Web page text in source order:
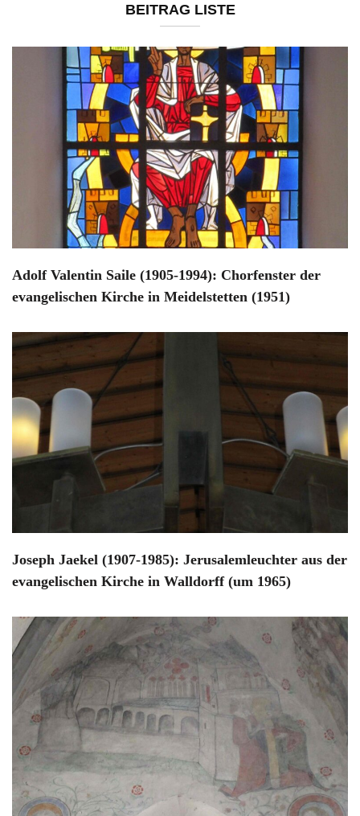
BEITRAG LISTE
Adolf Valentin Saile (1905-1994): Chorfenster der
evangelischen Kirche in Meidelstetten (1951)
Joseph Jaekel (1907-1985): Jerusalemleuchter aus der
evangelischen Kirche in Walldorff (um 1965)